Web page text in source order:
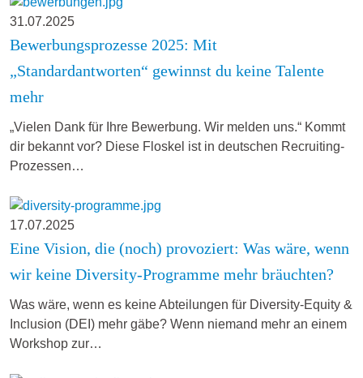
31.07.2025
Bewerbungsprozesse 2025: Mit
„Standardantworten“ gewinnst du keine Talente
mehr
„Vielen Dank für Ihre Bewerbung. Wir melden uns.“ Kommt
dir bekannt vor? Diese Floskel ist in deutschen Recruiting-
Prozessen…
17.07.2025
Eine Vision, die (noch) provoziert: Was wäre, wenn
wir keine Diversity-Programme mehr bräuchten?
Was wäre, wenn es keine Abteilungen für Diversity-Equity &
Inclusion (DEI) mehr gäbe? Wenn niemand mehr an einem
Workshop zur…